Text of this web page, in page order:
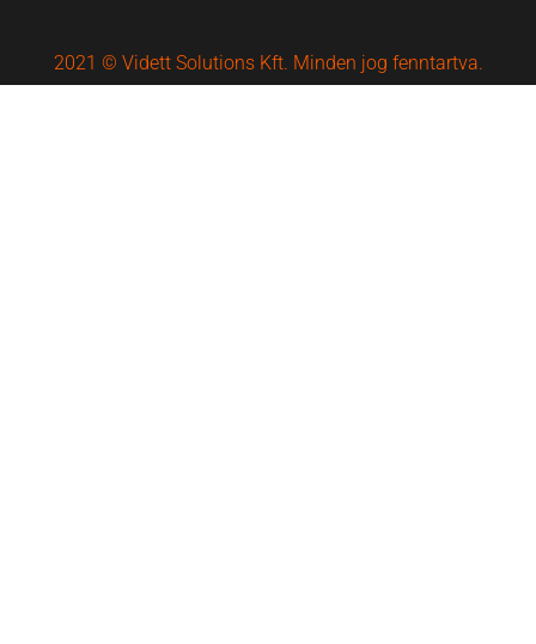
2021 © Vidett Solutions Kft. Minden jog fenntartva.